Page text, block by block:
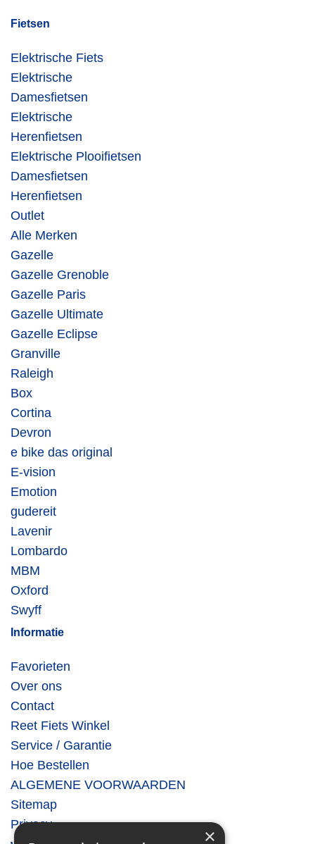
Fietsen
Elektrische Fiets
Elektrische
Damesfietsen
Elektrische
Herenfietsen
Elektrische Plooifietsen
Damesfietsen
Herenfietsen
Outlet
Alle Merken
Gazelle
Gazelle Grenoble
Gazelle Paris
Gazelle Ultimate
Gazelle Eclipse
Granville
Raleigh
Box
Cortina
Devron
e bike das original
E-vision
Emotion
gudereit
Lavenir
Lombardo
MBM
Oxford
Swyff
Informatie
Favorieten
Over ons
Contact
Reet Fiets Winkel
Service / Garantie
Hoe Bestellen
ALGEMENE VOORWAARDEN
Sitemap
Privacy
×